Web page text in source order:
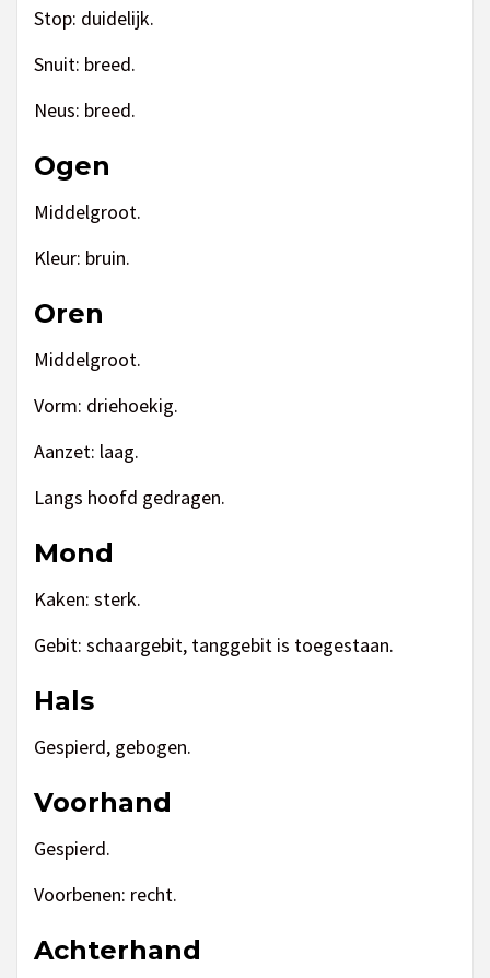
Stop: duidelijk.
Snuit: breed.
Neus: breed.
Ogen
Middelgroot.
Kleur: bruin.
Oren
Middelgroot.
Vorm: driehoekig.
Aanzet: laag.
Langs hoofd gedragen.
Mond
Kaken: sterk.
Gebit: schaargebit, tanggebit is toegestaan.
Hals
Gespierd, gebogen.
Voorhand
Gespierd.
Voorbenen: recht.
Achterhand